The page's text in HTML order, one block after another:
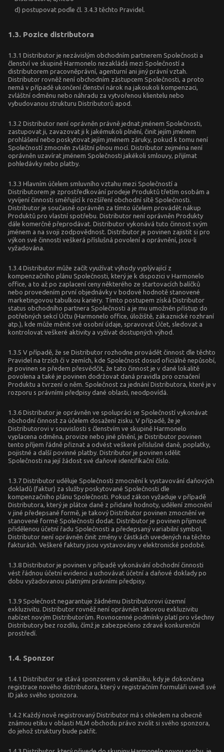
d) postupovat podle čl. 3.4.3 těchto Pravidel.
1.3. Pozice distributora
1.3.1 Distributor je nezávislým obchodním partnerem Společnosti a
členství ve skupině Harmonelo nezakládá mezi Společností a
distributorem pracovněprávní, agenturní ani jiný právní vztah.
Distributor rovněž není obchodním zástupcem Společnosti, a proto
nemá v případě ukončení členství nárok na jakoukoli kompenzaci,
zvláštní odměnu nebo náhradu za vytvořenou klientelu nebo
vybudovanou strukturu Distributorů apod.
1.3.2 Distributor není oprávněn právně jednat jménem Společnosti,
zastupovat ji, zavazovat ji k jakémukoli plnění, činit jejím jménem
prohlášení nebo poskytovat jejím jménem záruky, pokud k tomu není
Společností zmocněn zvláštní plnou mocí. Distributor zejména není
oprávněn uzavírat jménem Společnosti jakékoli smlouvy, přijímat
pohledávky nebo platby.
1.3.3 Hlavním účelem smluvního vztahu mezi Společností a
Distributorem je zprostředkování prodeje Produktů třetím osobám a
vyvíjení činnosti směřující k rozšíření obchodní sítě Společnosti.
Distributor je současně oprávněn za tímto účelem provádět nákup
Produktů pro vlastní spotřebu. Distributor není oprávněn Produkty
dále komerčně přeprodávat. Distributor vykonává tuto činnost svým
jménem a na svoji zodpovědnost. Distributor je povinen zajistit si pro
výkon své činnosti veškerá příslušná povolení a oprávnění, jsou-li
vyžadována.
1.3.4 Distributor může začít využívat výhody vyplývající z
kompenzačního plánu Společnosti, který je k dispozici v Harmonelo
office, a to až po zaplacení ceny některého ze startovacích balíčků
nebo provedením první objednávky v bodové hodnotě stanovené
marketingovou tabulkou kariéry. Tímto postupem získá Distributor
status obchodního partnera Společnosti a je mu umožněn přístup do
potřebných sekcí Účtu (Harmonelo office, úložiště, zákaznické rozhraní
atp.), kde může měnit své osobní údaje, spravovat Účet, sledovat a
kontrolovat veškeré aktivity a vyžívat dostupných výhod.
1.3.5 V případě, že se Distributor rozhodne provádět činnost dle těchto
Pravidel na trzích či v zemích, kde Společnost dosud oficiálně nepůsobí,
je povinen se předem přesvědčit, že tato činnost je v dané lokalitě
povolena a také je povinen dodržovat daná pravidla pro označení
Produktu a tvrzení o něm. Společnost za jednání Distributora, které je v
rozporu s právními předpisy dané oblasti, neodpovídá.
1.3.6 Distributor je oprávněn ve spolupráci se Společností vykonávat
obchodní činnost za účelem dosažení zisku. V případě, že je
Distributorovi v souvislosti s členstvím ve skupině Harmonelo
vyplacena odměna, provize nebo jiné plnění, je Distributor povinen
tento příjem řádně přiznat a odvést veškeré příslušné daně, poplatky,
pojistné a další povinné platby. Distributor je povinen sdělit
Společnosti na její žádost své daňové identifikační číslo.
1.3.7 Distributor uděluje Společnosti zmocnění k vystavování daňových
dokladů (faktur) za služby poskytované Společnosti dle
kompenzačního plánu Společnosti. Pokud zákon vyžaduje v případě
Distributora, který je plátce daně z přidané hodnoty, udělení zmocnění
v jiné předepsané formě, je takový Distributor povinen zmocnění ve
stanovené formě Společnosti dodat. Distributor je povinen přijmout
přidělenou účetní řadu Společnosti a předepsaný variabilní symbol.
Distributor není oprávněn činit změny v částkách uvedených na těchto
fakturách. Veškeré faktury jsou vystavovány v elektronické podobě.
1.3.8 Distributor je povinen v případě vykonávání obchodní činnosti
vést řádnou účetní evidenci a uchovávat účetní a daňové doklady po
dobu vyžadovanou platnými právními předpisy.
1.3.9 Společnost negarantuje žádnému Distributorovi územní
exkluzivitu. Distributor rovněž není oprávněn takovou exkluzivitu
nabízet novým Distributorům. Rovnocenné podmínky platí pro všechny
Distributory bez rozdílu, čímž je zabezpečeno zdravé konkurenční
prostředí.
1.4. Sponzor
1.4.1 Distributor se stává sponzorem v okamžiku, kdy je dokončena
registrace nového distributora, který v registračním formuláři uvedl své
ID jako svého sponzora.
1.4.2 Každý nově registrovaný Distributor má s ohledem na obecně
známou etiku v oblasti MLM obchodu právo zvolit si svého sponzora,
do jehož struktury bude patřit.